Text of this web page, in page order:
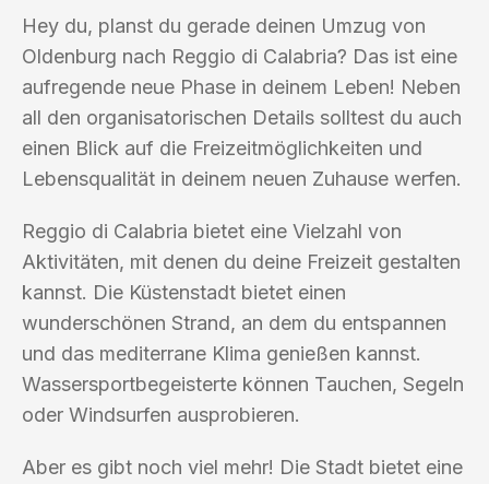
Hey du, planst du gerade deinen Umzug von
Oldenburg nach Reggio di Calabria? Das ist eine
aufregende neue Phase in deinem Leben! Neben
all den organisatorischen Details solltest du auch
einen Blick auf die Freizeitmöglichkeiten und
Lebensqualität in deinem neuen Zuhause werfen.
Reggio di Calabria bietet eine Vielzahl von
Aktivitäten, mit denen du deine Freizeit gestalten
kannst. Die Küstenstadt bietet einen
wunderschönen Strand, an dem du entspannen
und das mediterrane Klima genießen kannst.
Wassersportbegeisterte können Tauchen, Segeln
oder Windsurfen ausprobieren.
Aber es gibt noch viel mehr! Die Stadt bietet eine